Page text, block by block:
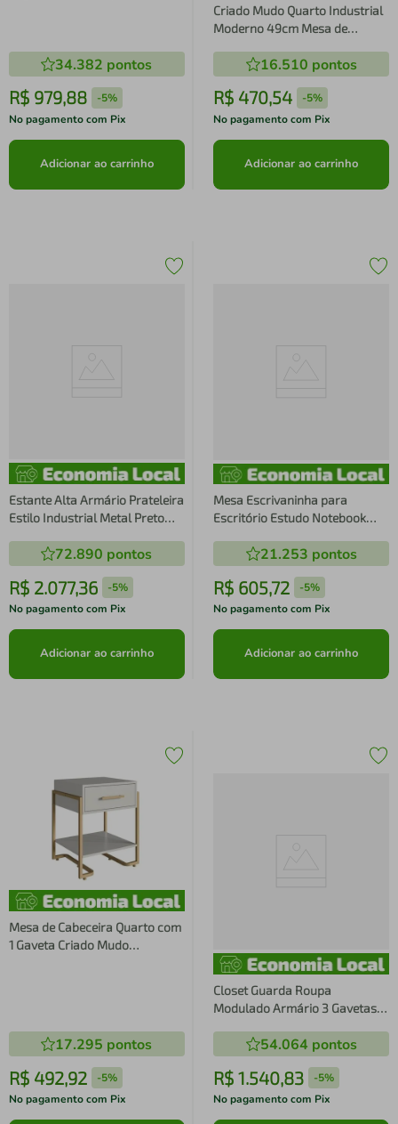
34.382 pontos
R$ 979,88 -5%
No pagamento com Pix
Adicionar ao carrinho
Criado Mudo Quarto Industrial
Moderno 49cm Mesa de
Placa e Ponto
16.510 pontos
R$ 470,54 -5%
No pagamento com Pix
Adicionar ao carrinho
Estante Alta Armário Prateleira
Estilo Industrial Metal Preto
Ponto
72.890 pontos
R$ 2.077,36 -5%
No pagamento com Pix
Adicionar ao carrinho
Mesa Escrivaninha para
Escritório Estudo Notebook
Placa e Ponto
21.253 pontos
R$ 605,72 -5%
No pagamento com Pix
Adicionar ao carrinho
Mesa de Cabeceira Quarto com
1 Gaveta Criado Mudo
17.295 pontos
R$ 492,92 -5%
No pagamento com Pix
Closet Guarda Roupa
Modulado Armário 3 Gavetas
Quarto Placa e Ponto
54.064 pontos
R$ 1.540,83 -5%
No pagamento com Pix